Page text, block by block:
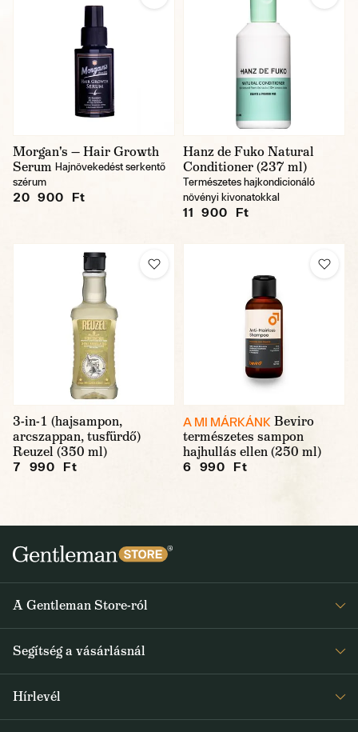
Morgan's — Hair Growth
Serum Hajnövekedést serkentő
szérum
20 900 Ft
Hanz de Fuko Natural
Conditioner (237 ml)
Természetes hajkondicionáló
növényi kivonatokkal
11 900 Ft
3-in-1 (hajsampon,
arcszappan, tusfürdő)
Reuzel (350 ml)
7 990 Ft
A MI MÁRKÁNK Beviro
természetes sampon
hajhullás ellen (250 ml)
6 990 Ft
A Gentleman Store-ról
Rólunk
Journal
Segítség a vásárlásnál
Hírlevél